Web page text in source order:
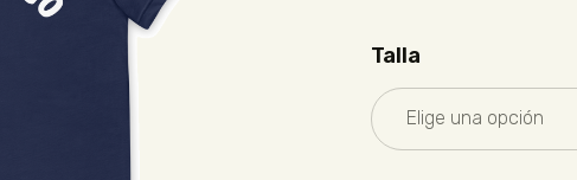
Talla